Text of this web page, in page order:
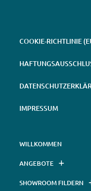
COOKIE-RICHTLINIE
IMPRESSUM
WILLKOMMEN
ANGEBOTE
SHOWROOM FILDERN